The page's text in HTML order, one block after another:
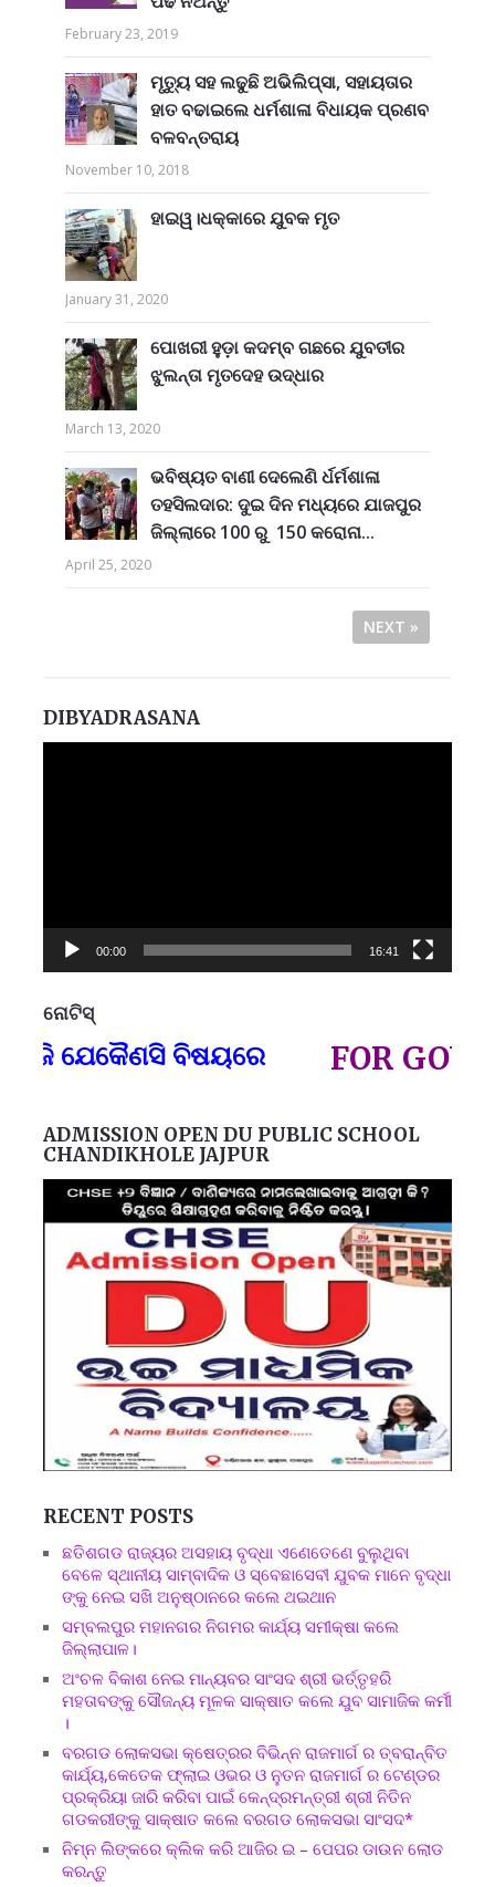
February 23, 2019
ମୃତ୍ୟୁ ସହ ଲଢୁଛି ଅଭିଲିପ୍ସା, ସହାୟତାର
ହାତ ବଢାଇଲେ ଧର୍ମଶାଳା ବିଧାୟକ ପ୍ରଣବ
ବଳବନ୍ତରାୟ
November 10, 2018
ହାଇୱ।ଧକ୍କାରେ ଯୁବକ ମୃତ
January 31, 2020
ପୋଖରୀ ହୁଡ଼ା କଦମ୍ବ ଗଛରେ ଯୁବତୀର
ଝୁଲନ୍ତା ମୃତଦେହ ଉଦ୍ଧାର
March 13, 2020
ଭବିଷ୍ୟତ ବାଣୀ ଦେଲେଣି ର୍ଧର୍ମଶାଳା
ତହସିଲଦାର: ଦୁଇ ଦିନ ମଧ୍ୟରେ ଯାଜପୁର
ଜିଲ୍ଲାରେ 100 ରୁ 150 କରୋନା...
April 25, 2020
NEXT »
DIBYADRASANA
00:00 16:41
ନୋଟିସ୍
ବିଷୟରେ FOR GOVT
ADMISSION OPEN DU PUBLIC SCHOOL
CHANDIKHOLE JAJPUR
RECENT POSTS
ଛତିଶଗଡ ରାଜ୍ୟର ଅସହାୟ ବୃଦ୍ଧା ଏଣେତେଣେ ବୁଲୁଥିବା
ବେଳେ ସ୍ଥାନୀୟ ସାମ୍ବାଦିକ ଓ ସ୍ବେଛାସେବୀ ଯୁବକ ମାନେ ବୃଦ୍ଧା
ଙ୍କୁ ନେଇ ସଖି ଅନୁଷ୍ଠାନରେ କଲେ ଥଇଥାନ
ସମ୍ବଲପୁର ମହାନଗର ନିଗମର କାର୍ଯ୍ୟ ସମୀକ୍ଷା କଲେ
ଜିଲ୍ଲାପାଳ।
ଅଂଚଳ ବିକାଶ ନେଇ ମାନ୍ୟବର ସାଂସଦ ଶ୍ରୀ ଭର୍ତ୍ତୃହରି
ମହତାବଙ୍କୁ ସୌଜନ୍ୟ ମୂଳକ ସାକ୍ଷାତ କଲେ ଯୁବ ସାମାଜିକ କର୍ମୀ
।
ବରଗଡ ଲୋକସଭା କ୍ଷେତ୍ରର ବିଭିନ୍ନ ରାଜମାର୍ଗ ର ତ୍ବରାନ୍ବିତ
କାର୍ଯ୍ୟ,କେତେକ ଫ୍ଲାଇ ଓଭର ଓ ନୁତନ ରାଜମାର୍ଗ ର ଟେଣ୍ଡର
ପ୍ରକ୍ରିୟା ଜାରି କରିବା ପାଇଁ କେନ୍ଦ୍ରମନ୍ତ୍ରୀ ଶ୍ରୀ ନିତିନ
ଗଡକରୀଙ୍କୁ ସାକ୍ଷାତ କଲେ ବରଗଡ ଲୋକସଭା ସାଂସଦ*
ନିମ୍ନ ଲିଙ୍କରେ କ୍ଲିକ କରି ଆଜିର ଇ – ପେପର ଡାଉନ ଲୋଡ
କରନ୍ତୁ